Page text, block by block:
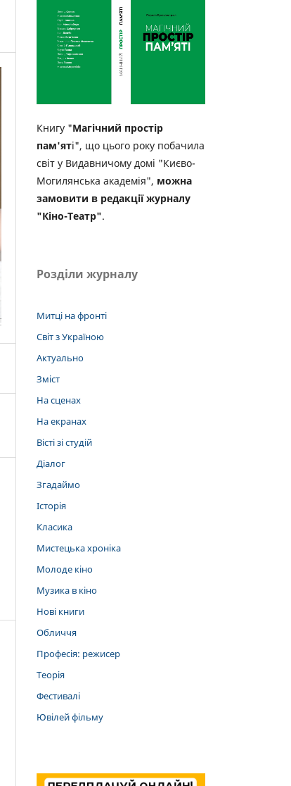
Книгу "Магічний простір
пам'яті", що цього року побачила
світ у Видавничому домі "Києво-
Могилянська академія", можна
замовити в редакції журналу
"Кіно-Театр".
Розділи журналу
Митці на фронті
Світ з Україною
Актуально
Зміст
На сценах
На екранах
Вісті зі студій
Діалог
Згадаймо
Історія
Класика
Мистецька хроніка
Молоде кіно
Музика в кіно
Нові книги
Обличчя
Професія: режисер
Теорія
Фестивалі
Ювілей фільму